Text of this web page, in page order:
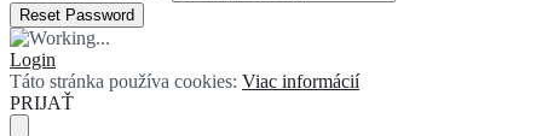
Login
Táto stránka používa cookies: Viac informácií
PRIJAŤ